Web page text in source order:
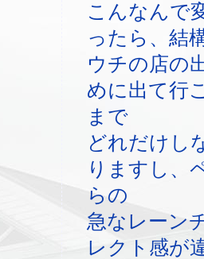
こんなんで
ったら、結
ウチの店の
めに出て行
まで
どれだけし
りますし、
らの
急なレーン
レクト感が